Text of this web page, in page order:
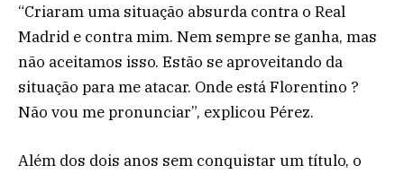
“Criaram uma situação absurda contra o Real
Madrid e contra mim. Nem sempre se ganha, mas
não aceitamos isso. Estão se aproveitando da
situação para me atacar. Onde está Florentino ?
Não vou me pronunciar”, explicou Pérez.
Além dos dois anos sem conquistar um título, o